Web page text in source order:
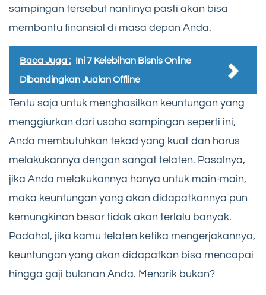
sampingan tersebut nantinya pasti akan bisa
membantu finansial di masa depan Anda.
Baca Juga : Ini 7 Kelebihan Bisnis Online
Dibandingkan Jualan Offline
Tentu saja untuk menghasilkan keuntungan yang
menggiurkan dari usaha sampingan seperti ini,
Anda membutuhkan tekad yang kuat dan harus
melakukannya dengan sangat telaten. Pasalnya,
jika Anda melakukannya hanya untuk main-main,
maka keuntungan yang akan didapatkannya pun
kemungkinan besar tidak akan terlalu banyak.
Padahal, jika kamu telaten ketika mengerjakannya,
keuntungan yang akan didapatkan bisa mencapai
hingga gaji bulanan Anda. Menarik bukan?